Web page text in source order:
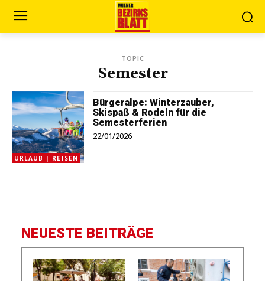
TOPIC
Semester
URLAUB | REISEN
Bürgeralpe: Winterzauber,
Skispaß & Rodeln für die
Semesterferien
22/01/2026
NEUESTE BEITRÄGE